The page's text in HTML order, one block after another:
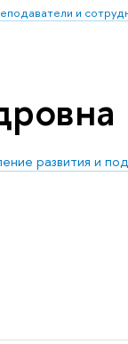
и
развития и